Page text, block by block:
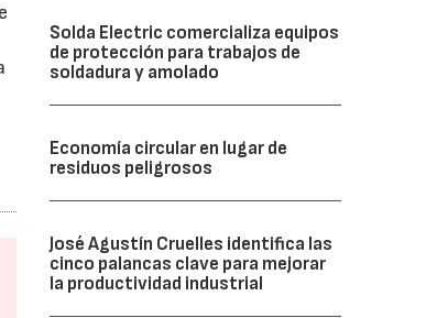
Solda Electric comercializa equipos
de protección para trabajos de
soldadura y amolado
Economía circular en lugar de
residuos peligrosos
José Agustín Cruelles identifica las
cinco palancas clave para mejorar
la productividad industrial